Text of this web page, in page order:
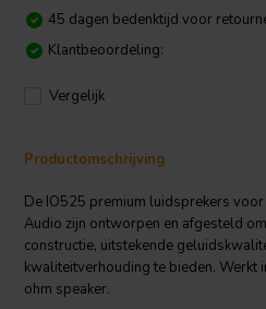
45 dagen bedenktijd voor
Klantbeoordeling:
Vergelijk
Productomschrijving
De IO525 premium luidsprekers
Audio zijn ontworpen en afgesteld
constructie, uitstekende
kwaliteitverhouding te bieden. Werkt
ohm speaker.